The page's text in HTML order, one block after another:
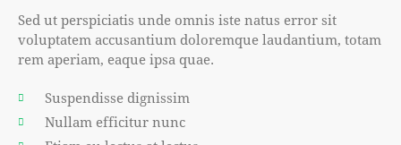
Sed ut perspiciatis unde omnis iste natus error sit
voluptatem accusantium doloremque laudantium, totam
rem aperiam, eaque ipsa quae.
Suspendisse dignissim
Nullam efficitur nunc